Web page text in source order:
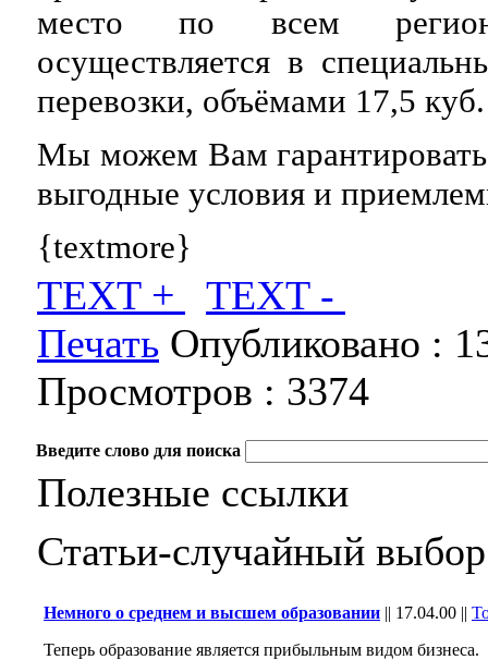
место по всем
осуществляется в
перевозки, объёмами 17,5
Мы можем Вам гарантировать
выгодные условия и
{textmore}
TEXT +
TEXT -
Печать Опубликовано :
Просмотров : 3374
Введите слово для поиска
Полезные ссылки
Статьи-случайный выбор
Немного о cреднем и выcшем образовании || 17.04.00 ||
Теперь образование является прибыльным видом бизнеса.